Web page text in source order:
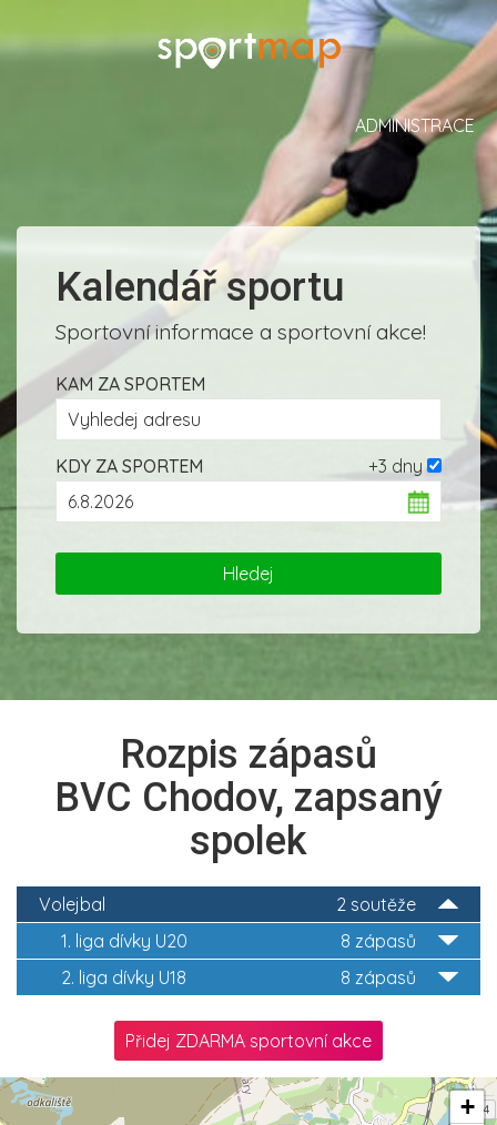
ADMINISTRACE
Kalendář sportu
Sportovní informace a sportovní akce!
KAM ZA SPORTEM
+3 dny
KDY ZA SPORTEM
Rozpis zápasů
BVC Chodov, zapsaný
spolek
2 soutěže
Volejbal
8 zápasů
1. liga dívky U20
8 zápasů
2. liga dívky U18
Přidej ZDARMA sportovní akce
+